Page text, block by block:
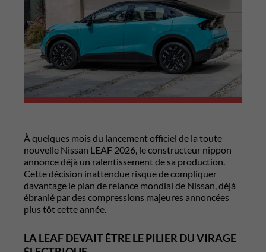
À quelques mois du lancement officiel de la toute
nouvelle Nissan LEAF 2026, le constructeur nippon
annonce déjà un ralentissement de sa production.
Cette décision inattendue risque de compliquer
davantage le plan de relance mondial de Nissan, déjà
ébranlé par des compressions majeures annoncées
plus tôt cette année.
LA LEAF DEVAIT ÊTRE LE PILIER DU VIRAGE